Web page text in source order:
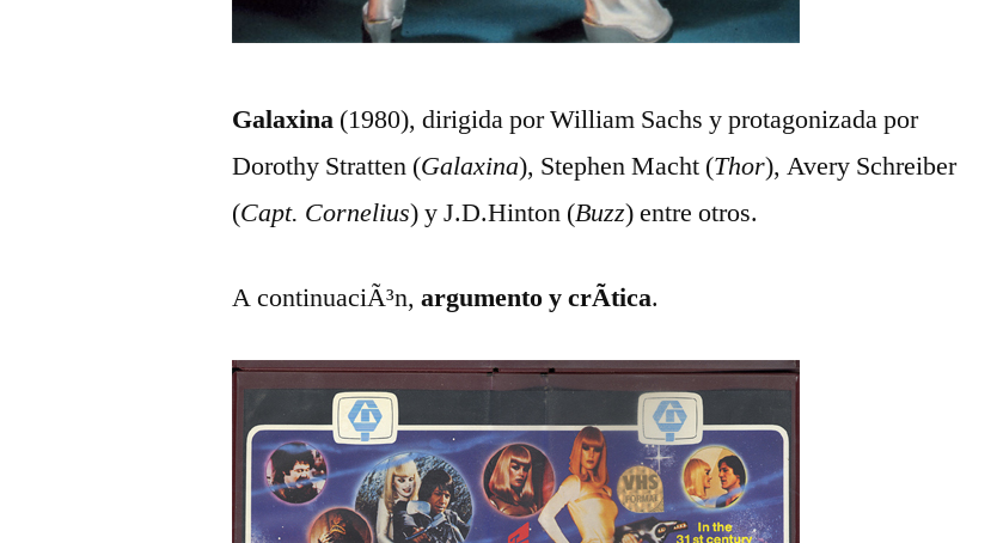
Galaxina (1980), dirigida por William Sachs y protagonizada por
Dorothy Stratten (Galaxina), Stephen Macht (Thor), Avery Schreiber
(Capt. Cornelius) y J.D.Hinton (Buzz) entre otros.
A continuaciÃ³n,argumento y crÃ­tica.